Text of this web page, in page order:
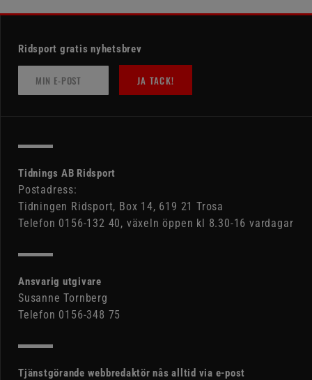
Ridsport gratis nyhetsbrev
JA TACK!
Tidnings AB Ridsport
Postadress:
Tidningen Ridsport, Box 14, 619 21 Trosa
Telefon 0156-132 40, växeln öppen kl 8.30-16 vardagar
Ansvarig utgivare
Susanne Tornberg
Telefon 0156-348 75
Tjänstgörande webbredaktör nås alltid via e-post